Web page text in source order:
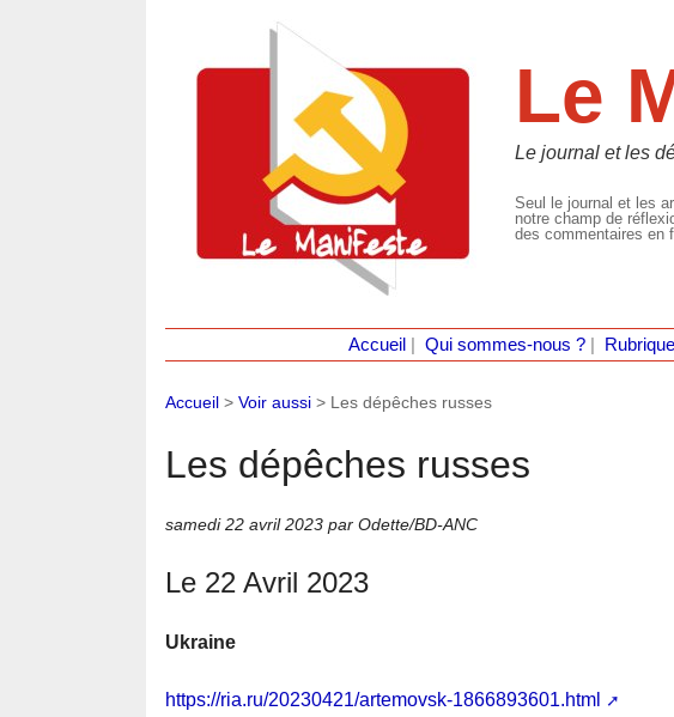
Le
Le journal et les
Seul le journal et les
notre champ de
des commentaires en
Accueil Qui sommes-nous ?|
Accueil > Voir aussi > Les dépêches russes
Les dépêches russes
samedi 22 avril 2023 par Odette/BD-ANC
Le 22 Avril 2023
Ukraine
https://ria.ru/20230421/artemovsk-1866893601.html